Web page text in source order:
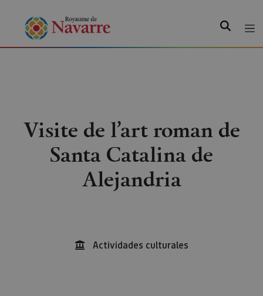
Visite de l’art roman de
Santa Catalina de
Alejandria
Actividades culturales